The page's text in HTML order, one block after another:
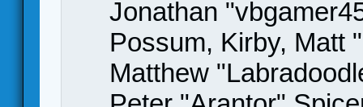
Jonathan
Possum, Kirby, Matt
Matthew